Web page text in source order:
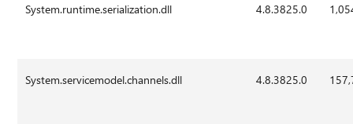
System.runtime.serialization.dll 4.8.3825.0
System.servicemodel.channels.dll 4.8.3825.0